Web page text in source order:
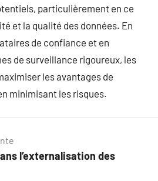
particulièrement en ce
et la qualité des données. En
de confiance et en
de surveillance rigoureux, les
les avantages de
minimisant les risques.
l’externalisation des